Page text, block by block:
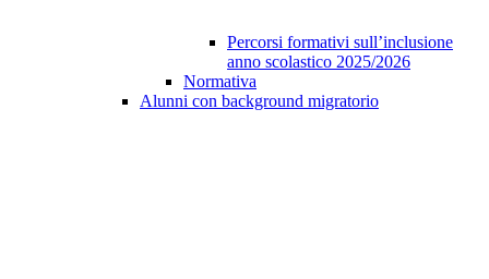
Percorsi formativi sull’inclusione
anno scolastico 2025/2026
Normativa
Alunni con background migratorio